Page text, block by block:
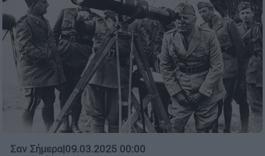
Σαν Σήμερα|09.03.2025 00:00